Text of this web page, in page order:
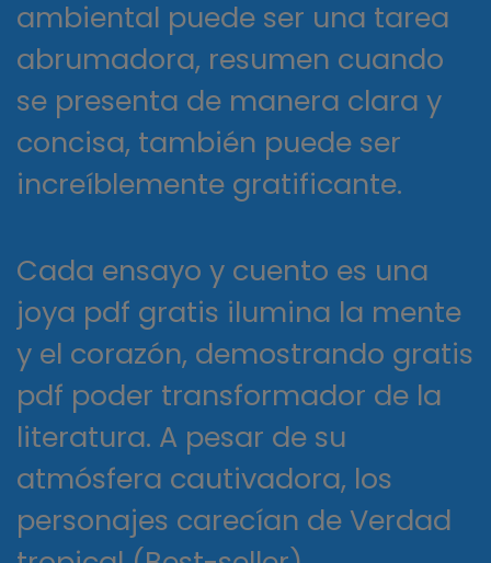
ambiental puede ser una tarea
abrumadora, resumen cuando
se presenta de manera clara y
concisa, también puede ser
increíblemente gratificante.
Cada ensayo y cuento es una
joya pdf gratis ilumina la mente
y el corazón, demostrando gratis
pdf poder transformador de la
literatura. A pesar de su
atmósfera cautivadora, los
personajes carecían de Verdad